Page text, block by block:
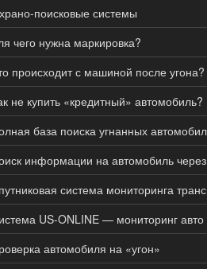
поисковые системы
чего нужна маркировка?
происходит с машиной после угона?
не купить «кредитный» автомобиль?
база поиска угнанных
информации на автомобиль
система мониторинга
US-ONLINE — мониторинг
автомобиля на «угон»